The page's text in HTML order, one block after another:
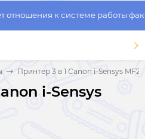
к системе работы
Принтер 3 в 1 Canon i-Sensys
i-Sensys